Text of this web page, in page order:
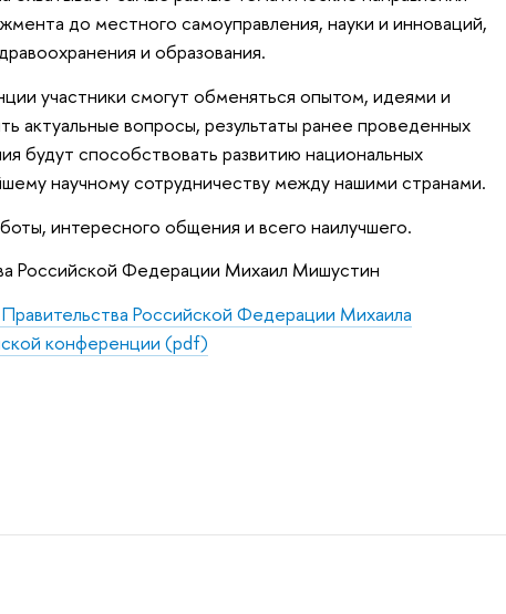
до местного самоуправления, науки и инноваций,
и образования.
участники смогут обменяться опытом, идеями и
актуальные вопросы, результаты ранее проведенных
будут способствовать развитию национальных
научному сотрудничеству между нашими странами.
интересного общения и всего наилучшего.
Российской Федерации Михаил Мишустин
Российской Федерации Михаила
конференции (pdf)